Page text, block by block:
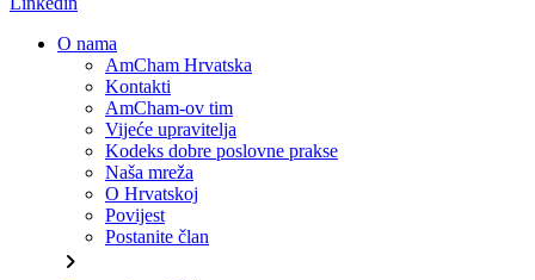
O nama
AmCham Hrvatska
Kontakti
AmCham-ov tim
Vijeće upravitelja
Kodeks dobre poslovne prakse
Naša mreža
O Hrvatskoj
Povijest
Postanite član
chevron_right